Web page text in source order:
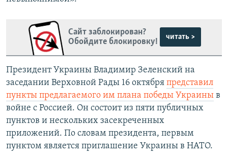
Сайт заблокирован?
Обойдите блокировку!
читать >
Президент Украины Владимир Зеленский на
заседании Верховной Рады 16 октября представил
пункты предлагаемого им плана победы Украины в
войне с Россией. Он состоит из пяти публичных
пунктов и нескольких засекреченных
приложений. По словам президента, первым
пунктом является приглашение Украины в НАТО.